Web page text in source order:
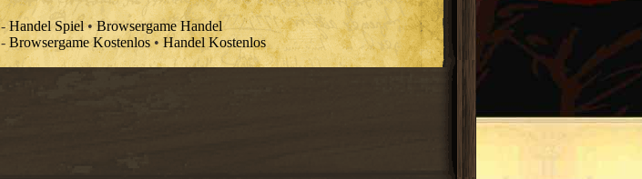
- Handel Spiel•Browsergame Handel
- Browsergame Kostenlos•Handel Kostenlos